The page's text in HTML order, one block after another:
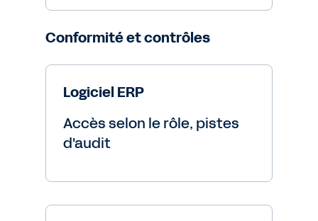
Conformité et contrôles
Logiciel ERP
Accès selon le rôle, pistes
d'audit